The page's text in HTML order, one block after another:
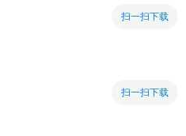
扫一扫下载
扫一扫下载